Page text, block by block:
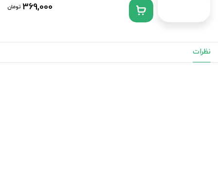
369,000 تومان
نظرات